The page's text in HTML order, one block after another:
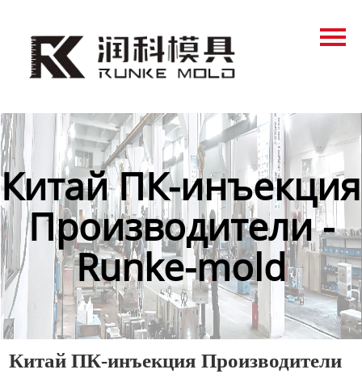
Продукция
Контакты
Китай ПК-инъекция
Производители -
Runke-mold
Китай ПК-инъекция Производители